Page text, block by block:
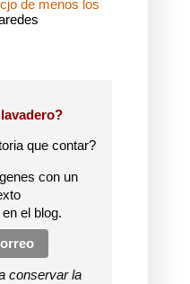
de menos los
que contar?
con un
el blog.
conservar la